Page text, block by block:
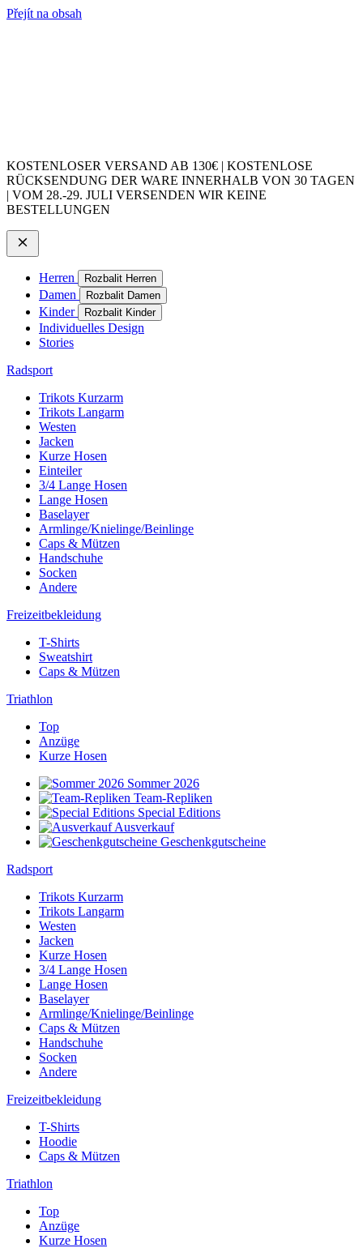
Přejít na obsah
KOSTENLOSER VERSAND AB 130€ | KOSTENLOSE
RÜCKSENDUNG DER WARE INNERHALB VON 30 TAGEN
| VOM 28.-29. JULI VERSENDEN WIR KEINE
BESTELLUNGEN
Herren Rozbalit Herren
Damen Rozbalit Damen
Kinder Rozbalit Kinder
Individuelles Design
Stories
Radsport
Trikots Kurzarm
Trikots Langarm
Westen
Jacken
Kurze Hosen
Einteiler
3/4 Lange Hosen
Lange Hosen
Baselayer
Armlinge/Knielinge/Beinlinge
Caps & Mützen
Handschuhe
Socken
Andere
Freizeitbekleidung
T-Shirts
Sweatshirt
Caps & Mützen
Triathlon
Top
Anzüge
Kurze Hosen
Sommer 2026
Team-Repliken
Special Editions
Ausverkauf
Geschenkgutscheine
Radsport
Trikots Kurzarm
Trikots Langarm
Westen
Jacken
Kurze Hosen
3/4 Lange Hosen
Lange Hosen
Baselayer
Armlinge/Knielinge/Beinlinge
Caps & Mützen
Handschuhe
Socken
Andere
Freizeitbekleidung
T-Shirts
Hoodie
Caps & Mützen
Triathlon
Top
Anzüge
Kurze Hosen